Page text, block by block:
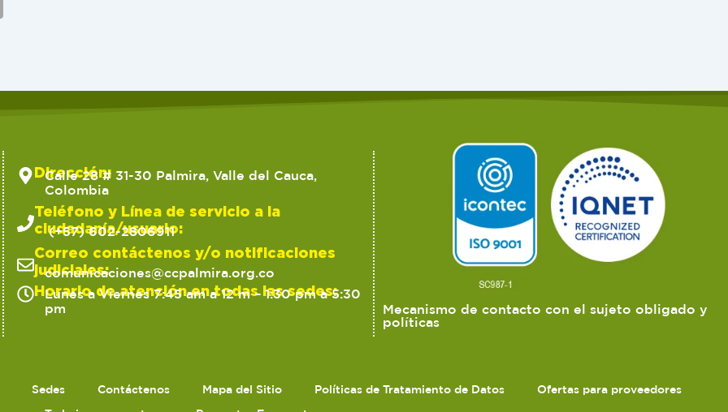
Dirección:
Calle 28 # 31-30 Palmira, Valle del Cauca,
Colombia
Teléfono y Línea de servicio a la
ciudadanía/usuario:
(+57) 602-2806911
Correo contáctenos y/o notificaciones
judiciales:
comunicaciones@ccpalmira.org.co
Horario de atención en todas las sedes:
Lunes a Viernes 7:45 am a 12 m – 1:30 pm a 5:30
pm
Mecanismo de contacto con el sujeto obligado y
políticas
Sedes Contáctenos Mapa del Sitio Políticas de Tratamiento de Datos
Ofertas para proveedores